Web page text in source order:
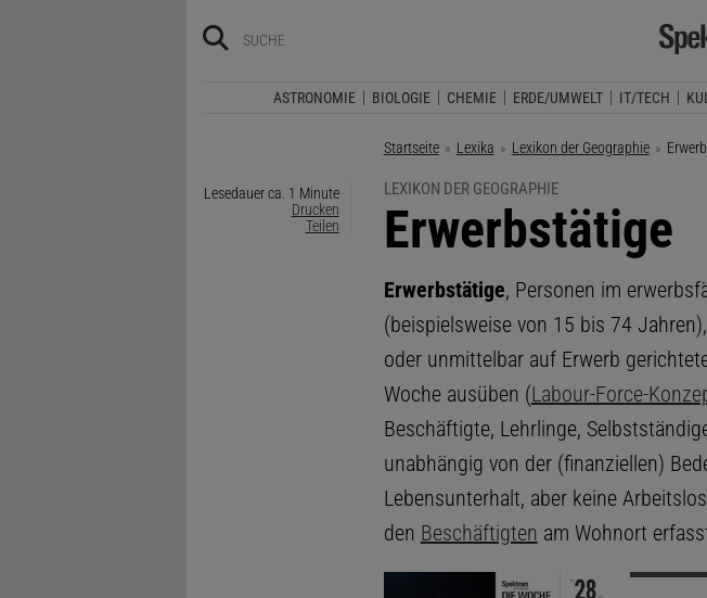
ASTRONOMIE BIOLOGIE CHEMIE ERDE/UMWELT IT/TECH
Startseite Lexika Lexikon der Geographie
Lesedauer ca. 1 Minute
Drucken
Teilen
LEXIKON DER GEOGRAPHIE
:
Erwerbstätige
Erwerbstätige, Personen im
(beispielsweise von 15 bis 74
oder unmittelbar auf Erwerb
Woche ausüben (Labour-Force-
Beschäftigte, Lehrlinge,
unabhängig von der (finanziellen)
Lebensunterhalt, aber keine
den Beschäftigten am Wohnort